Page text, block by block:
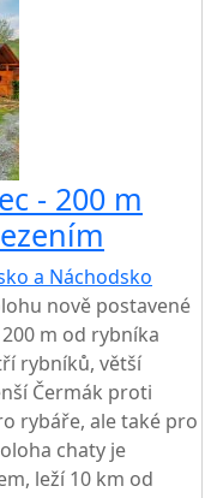
- 200 m
a Náchodsko
nově postavené
m od rybníka
rybníků, větší
Čermák proti
rybáře, ale také pro
chaty je
leží 10 km od